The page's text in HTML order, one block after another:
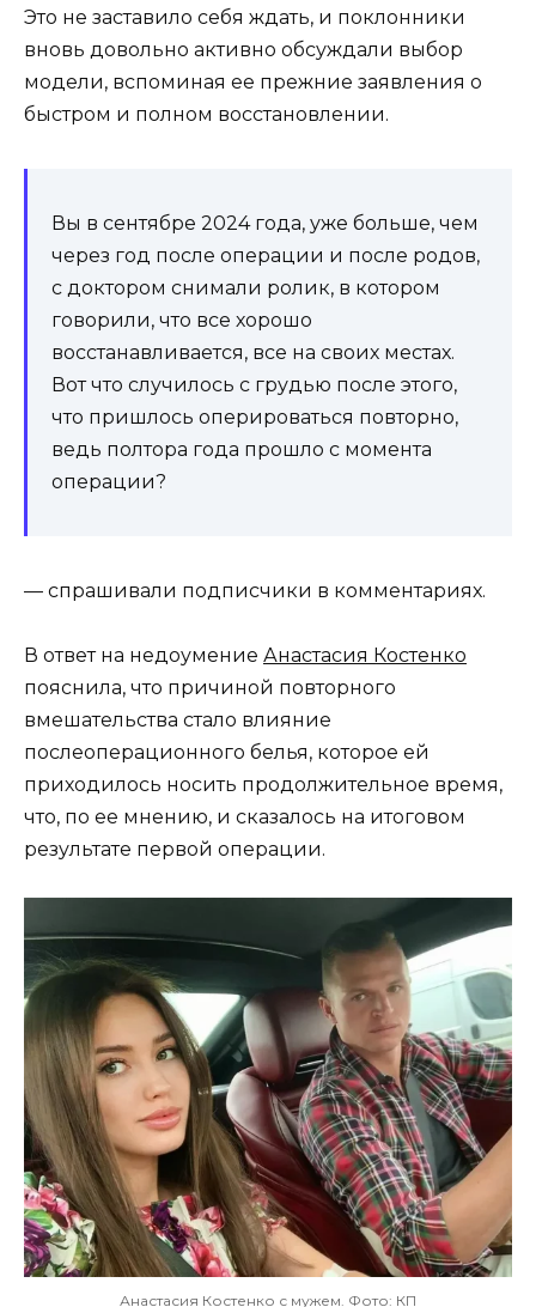
Это не заставило себя ждать, и поклонники
вновь довольно активно обсуждали выбор
модели, вспоминая ее прежние заявления о
быстром и полном восстановлении.
Вы в сентябре 2024 года, уже больше, чем
через год после операции и после родов,
с доктором снимали ролик, в котором
говорили, что все хорошо
восстанавливается, все на своих местах.
Вот что случилось с грудью после этого,
что пришлось оперироваться повторно,
ведь полтора года прошло с момента
операции?
— спрашивали подписчики в комментариях.
В ответ на недоумение Анастасия Костенко
пояснила, что причиной повторного
вмешательства стало влияние
послеоперационного белья, которое ей
приходилось носить продолжительное время,
что, по ее мнению, и сказалось на итоговом
результате первой операции.
Анастасия Костенко с мужем. Фото: КП